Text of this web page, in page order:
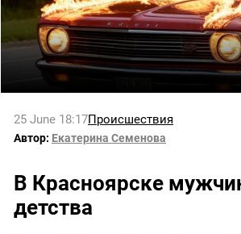
25 June 18:17Происшествия
Автор: Екатерина Семенова
В Красноярске
детства